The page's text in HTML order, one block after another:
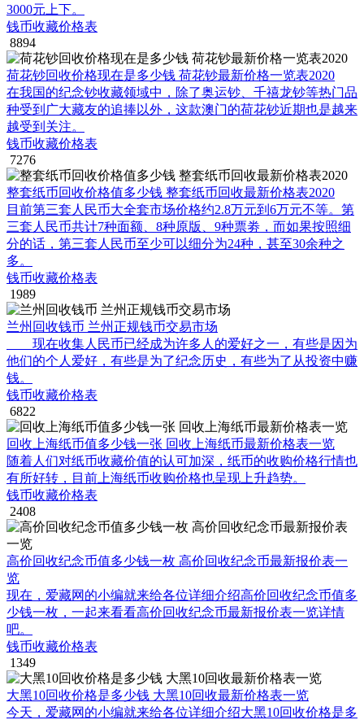
3000元上下。
钱币收藏价格表
8894
荷花钞回收价格现在是多少钱 荷花钞最新价格一览表2020
在我国的纪念钞收藏领域中，除了奥运钞、千禧龙钞等热门品
种受到广大藏友的追捧以外，这款澳门的荷花钞近期也是越来
越受到关注。
钱币收藏价格表
7276
整套纸币回收价格值多少钱 整套纸币回收最新价格表2020
目前第三套人民币大全套市场价格约2.8万元到6万元不等。第
三套人民币共计7种面额、8种原版、9种票劵，而如果按照细
分的话，第三套人民币至少可以细分为24种，甚至30余种之
多。
钱币收藏价格表
1989
兰州回收钱币 兰州正规钱币交易市场
现在收集人民币已经成为许多人的爱好之一，有些是因为
他们的个人爱好，有些是为了纪念历史，有些为了从投资中赚
钱。
钱币收藏价格表
6822
回收上海纸币值多少钱一张 回收上海纸币最新价格表一览
随着人们对纸币收藏价值的认可加深，纸币的收购价格行情也
有所好转，目前上海纸币收购价格也呈现上升趋势。
钱币收藏价格表
2408
高价回收纪念币值多少钱一枚 高价回收纪念币最新报价表一
览
现在，爱藏网的小编就来给各位详细介绍高价回收纪念币值多
少钱一枚，一起来看看高价回收纪念币最新报价表一览详情
吧。
钱币收藏价格表
1349
大黑10回收价格是多少钱 大黑10回收最新价格表一览
今天，爱藏网的小编就来给各位详细介绍大黑10回收价格是多